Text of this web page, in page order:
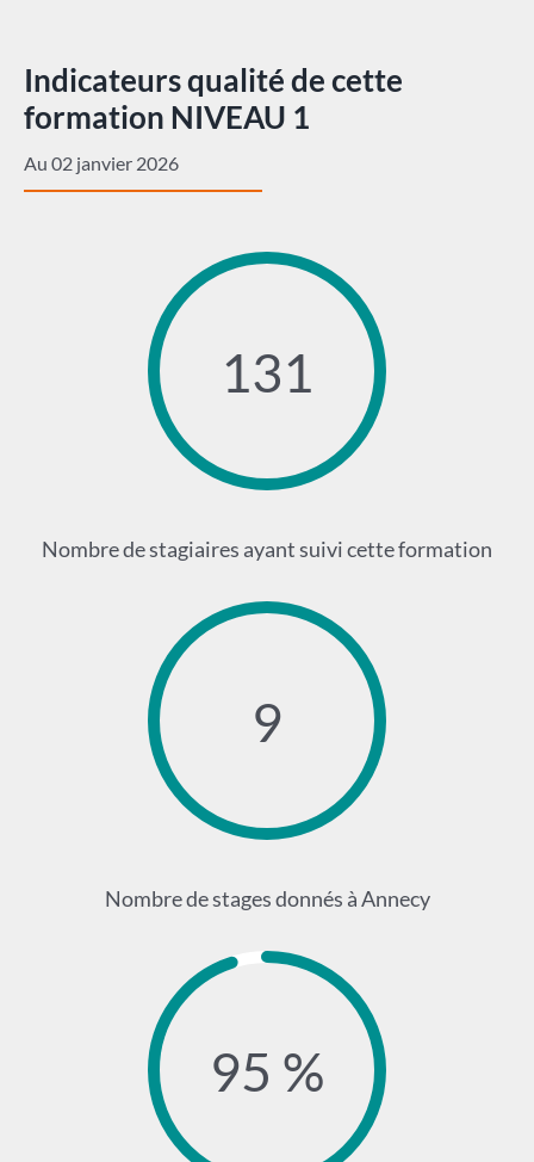
Indicateurs qualité de cette
formation NIVEAU 1
Au 02 janvier 2026
131
Nombre de stagiaires ayant suivi cette formation
9
Nombre de stages donnés à Annecy
95 %